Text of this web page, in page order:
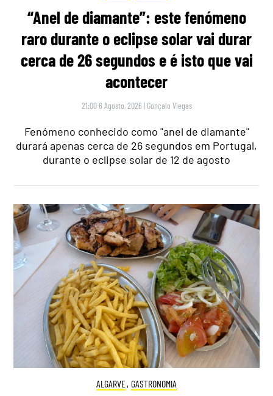
“Anel de diamante”: este fenómeno
raro durante o eclipse solar vai durar
cerca de 26 segundos e é isto que vai
acontecer
21:00 6 Agosto, 2026 | Gonçalo Viegas
Fenómeno conhecido como "anel de diamante"
durará apenas cerca de 26 segundos em Portugal,
durante o eclipse solar de 12 de agosto
ALGARVE, GASTRONOMIA